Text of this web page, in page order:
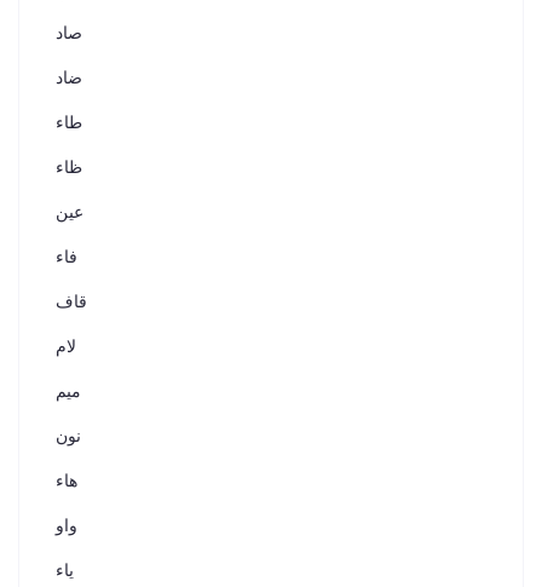
صاد
ضاد
طاء
ظاء
عين
فاء
قاف
لام
ميم
نون
هاء
واو
ياء